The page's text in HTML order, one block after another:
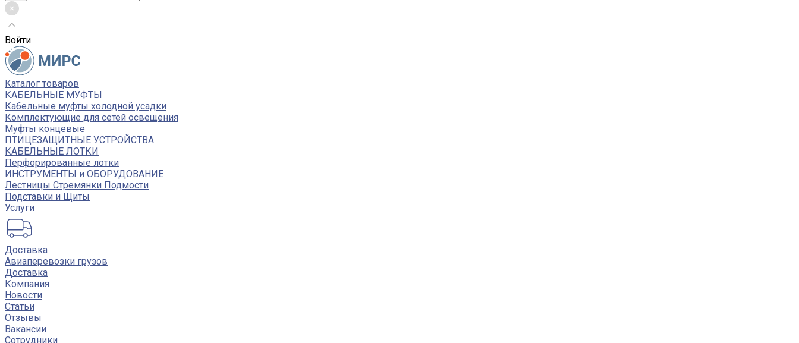
Войти
Каталог товаров
КАБЕЛЬНЫЕ МУФТЫ
Кабельные муфты холодной усадки
Комплектующие для сетей освещения
Муфты концевые
ПТИЦЕЗАЩИТНЫЕ УСТРОЙСТВА
КАБЕЛЬНЫЕ ЛОТКИ
Перфорированные лотки
ИНСТРУМЕНТЫ и ОБОРУДОВАНИЕ
Лестницы Стремянки Подмости
Подставки и Щиты
Услуги
Доставка
Авиаперевозки грузов
Доставка
Компания
Новости
Статьи
Отзывы
Вакансии
Сотрудники